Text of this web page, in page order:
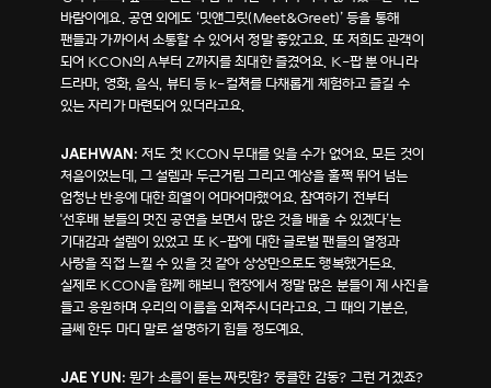
바람이에요. 공연 외에도 ‘밋앤그릿(Meet&Greet)’ 등을 통해
팬들과 가까이서 소통할 수 있어서 정말 좋았고요. 또 저희도 관객이
되어 KCON의 A부터 Z까지를 최대한 즐겼어요. K-팝 뿐 아니라
드라마, 영화, 음식, 뷰티 등 k-컬쳐를 다채롭게 체험하고 즐길 수
있는 자리가 마련되어 있더라고요.
JAEHWAN: 저도 첫 KCON 무대를 잊을 수가 없어요. 모든 것이
처음이었는데, 그 설렘과 두근거림 그리고 예상을 훌쩍 뛰어 넘는
엄청난 반응에 대한 희열이 어마어마했어요. 참여하기 전부터
'선후배 분들의 멋진 공연을 보면서 많은 것을 배울 수 있겠다’는
기대감과 설렘이 있었고 또 K-팝에 대한 글로벌 팬들의 열정과
사랑을 직접 느낄 수 있을 것 같아 상상만으로도 행복했거든요.
실제로 KCON을 함께 해보니 현장에서 정말 많은 분들이 제 사진을
들고 응원하며 우리의 이름을 외쳐주시더라고요. 그 때의 기분은,
글쎄 한두 마디 말로 설명하기 힘들 정도예요.
JAE YUN: 뭔가 소름이 돋는 짜릿함? 뭉클한 감동? 그런 거겠죠?